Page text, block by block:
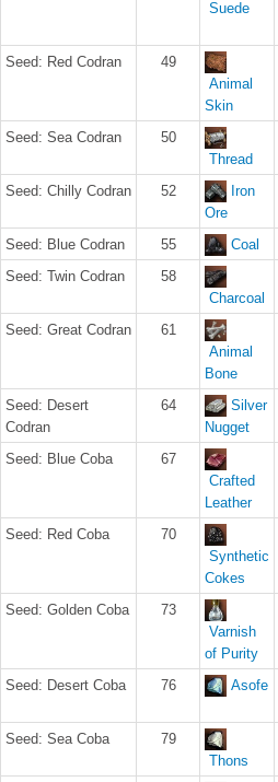
Suede
Seed: Red Codran
49
Animal
Skin
Seed: Sea Codran
50
Thread
Seed: Chilly Codran 52
Iron
Ore
Seed: Blue Codran 55 Coal
Seed: Twin Codran
58
Charcoal
Seed: Great Codran
61
Animal
Bone
Seed: Desert
Codran
64
Silver
Nugget
Seed: Blue Coba
67
Crafted
Leather
Seed: Red Coba
70
Synthetic
Cokes
Seed: Golden Coba
73
Varnish
of Purity
Seed: Desert Coba 76 Asofe
Seed: Sea Coba
79
Thons